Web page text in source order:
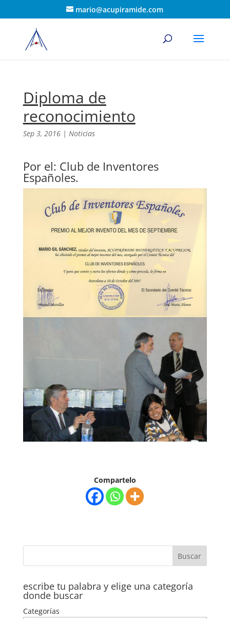
mario@acupiramide.com
Diploma de
reconocimiento
Sep 3, 2016| Noticias
Por el: Club de Inventores
Españoles.
Compartelo
escribe tu palabra y elige una categoría
donde buscar
Categorías